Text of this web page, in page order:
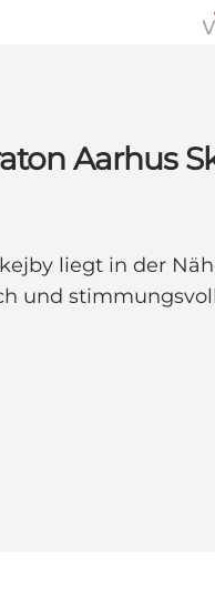
Aarhus
liegt in der
und